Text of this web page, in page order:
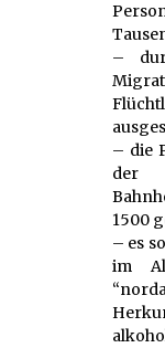
–
– die
der
1500
– es
im